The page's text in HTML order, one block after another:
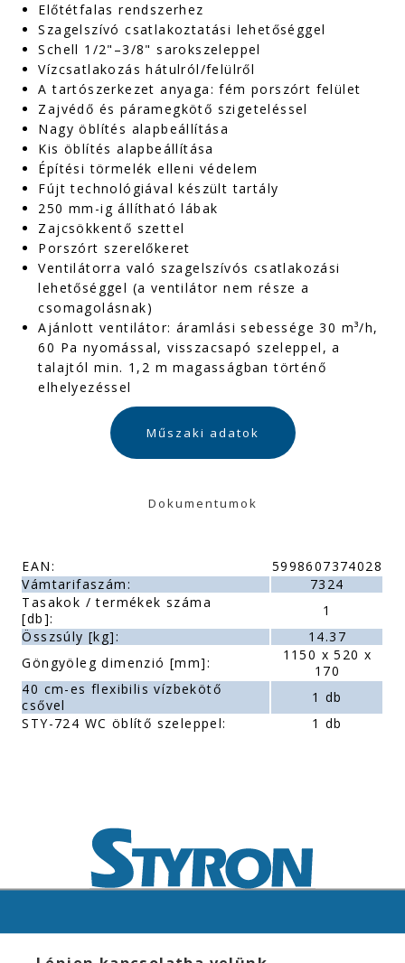
Előtétfalas rendszerhez
Szagelszívó csatlakoztatási lehetőséggel
Schell 1/2"–3/8" sarokszeleppel
Vízcsatlakozás hátulról/felülről
A tartószerkezet anyaga: fém porszórt felület
Zajvédő és páramegkötő szigeteléssel
Nagy öblítés alapbeállítása
Kis öblítés alapbeállítása
Építési törmelék elleni védelem
Fújt technológiával készült tartály
250 mm-ig állítható lábak
Zajcsökkentő szettel
Porszórt szerelőkeret
Ventilátorra való szagelszívós csatlakozási
lehetőséggel (a ventilátor nem része a
csomagolásnak)
Ajánlott ventilátor: áramlási sebessége 30 m³/h,
60 Pa nyomással, visszacsapó szeleppel, a
talajtól min. 1,2 m magasságban történő
elhelyezéssel
Műszaki adatok
Dokumentumok
EAN:
5998607374028
Vámtarifaszám:
7324
Tasakok / termékek száma
[db]:
1
Összsúly [kg]:
14.37
Göngyöleg dimenzió [mm]:
1150 x 520 x
170
40 cm-es flexibilis vízbekötő
csővel
1 db
STY-724 WC öblítő szeleppel:
1 db